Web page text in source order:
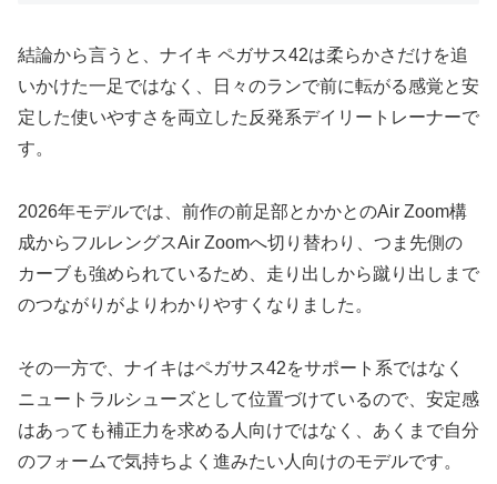
結論から言うと、ナイキ ペガサス42は柔らかさだけを追
いかけた一足ではなく、日々のランで前に転がる感覚と安
定した使いやすさを両立した反発系デイリートレーナーで
す。
2026年モデルでは、前作の前足部とかかとのAir Zoom構
成からフルレングスAir Zoomへ切り替わり、つま先側の
カーブも強められているため、走り出しから蹴り出しまで
のつながりがよりわかりやすくなりました。
その一方で、ナイキはペガサス42をサポート系ではなく
ニュートラルシューズとして位置づけているので、安定感
はあっても補正力を求める人向けではなく、あくまで自分
のフォームで気持ちよく進みたい人向けのモデルです。